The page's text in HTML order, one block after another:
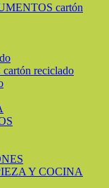
cartón
reciclado
Y COCINA